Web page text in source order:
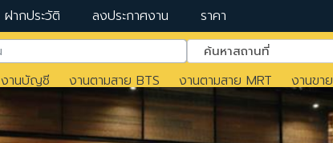
ฝากประวัติ ลงประกาศงาน ราคา
ค้นหาสถานที่
งานบัญชี งานตามสาย BTS งานตามสาย MRT งานขาย